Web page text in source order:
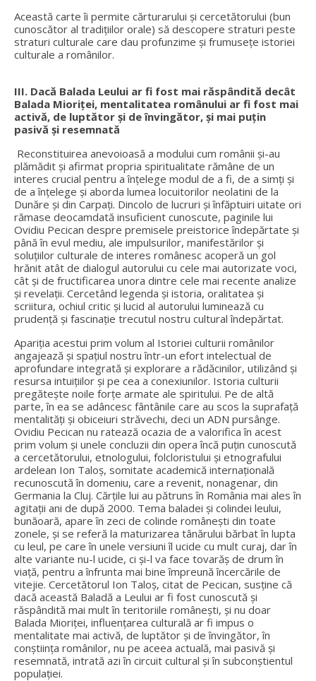
Această carte îi permite cărturarului și cercetătorului (bun
cunoscător al tradițiilor orale) să descopere straturi peste
straturi culturale care dau profunzime și frumusețe istoriei
culturale a românilor.
III. Dacă Balada Leului ar fi fost mai răspândită decât
Balada Mioriței, mentalitatea românului ar fi fost mai
activă, de luptător și de învingător, și mai puțin
pasivă și resemnată
Reconstituirea anevoioasă a modului cum românii și-au
plămădit și afirmat propria spiritualitate rămâne de un
interes crucial pentru a înțelege modul de a fi, de a simți și
de a înțelege și aborda lumea locuitorilor neolatini de la
Dunăre și din Carpați. Dincolo de lucruri și înfăptuiri uitate ori
rămase deocamdată insuficient cunoscute, paginile lui
Ovidiu Pecican despre premisele preistorice îndepărtate și
până în evul mediu, ale impulsurilor, manifestărilor și
soluțiilor culturale de interes românesc acoperă un gol
hrănit atât de dialogul autorului cu cele mai autorizate voci,
cât și de fructificarea unora dintre cele mai recente analize
și revelații. Cercetând legenda și istoria, oralitatea și
scriitura, ochiul critic și lucid al autorului luminează cu
prudență și fascinație trecutul nostru cultural îndepărtat.
Apariția acestui prim volum al Istoriei culturii românilor
angajează și spațiul nostru într-un efort intelectual de
aprofundare integrată și explorare a rădăcinilor, utilizând și
resursa intuițiilor și pe cea a conexiunilor. Istoria culturii
pregătește noile forțe armate ale spiritului. Pe de altă
parte, în ea se adâncesc fântânile care au scos la suprafață
mentalități și obiceiuri străvechi, deci un ADN pursânge.
Ovidiu Pecican nu ratează ocazia de a valorifica în acest
prim volum și unele concluzii din opera încă puțin cunoscută
a cercetătorului, etnologului, folcloristului și etnografului
ardelean Ion Taloș, somitate academică internațională
recunoscută în domeniu, care a revenit, nonagenar, din
Germania la Cluj. Cărțile lui au pătruns în România mai ales în
agitații ani de după 2000. Tema baladei și colindei leului,
bunăoară, apare în zeci de colinde românești din toate
zonele, și se referă la maturizarea tânărului bărbat în lupta
cu leul, pe care în unele versiuni îl ucide cu mult curaj, dar în
alte variante nu-l ucide, ci și-l va face tovarăș de drum în
viață, pentru a înfrunta mai bine împreună încercările de
vitejie. Cercetătorul Ion Taloș, citat de Pecican, susține că
dacă această Baladă a Leului ar fi fost cunoscută și
răspândită mai mult în teritoriile românești, și nu doar
Balada Mioriței, influențarea culturală ar fi impus o
mentalitate mai activă, de luptător și de învingător, în
conștiința românilor, nu pe aceea actuală, mai pasivă și
resemnată, intrată azi în circuit cultural și în subconștientul
populației.